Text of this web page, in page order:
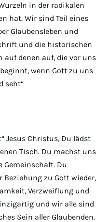
in der radikalen
hat. Wir sind Teil eines
Glaubensleben und
und die historischen
auf denen auf, die vor uns
wenn Gott zu uns
seht“
Jesus Christus, Du lädst
Tisch. Du machst uns
Gemeinschaft. Du
Beziehung zu Gott wieder,
Verzweiflung und
und wir alle sind
Sein aller Glaubenden.